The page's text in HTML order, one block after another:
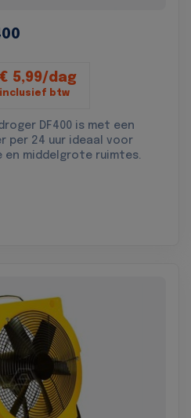
€ 5,99/dag
inclusief btw
DF400 is met een
per 24 uur ideaal voor
en middelgrote ruimtes.